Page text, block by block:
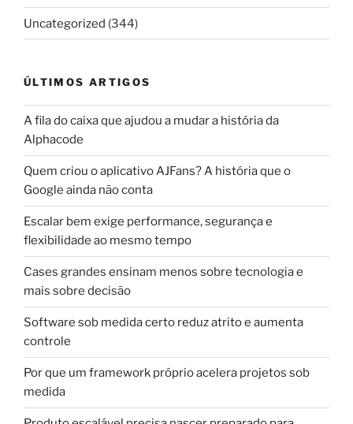
Uncategorized (344)
ÚLTIMOS ARTIGOS
A fila do caixa que ajudou a mudar a história da
Alphacode
Quem criou o aplicativo AJFans? A história que o
Google ainda não conta
Escalar bem exige performance, segurança e
flexibilidade ao mesmo tempo
Cases grandes ensinam menos sobre tecnologia e
mais sobre decisão
Software sob medida certo reduz atrito e aumenta
controle
Por que um framework próprio acelera projetos sob
medida